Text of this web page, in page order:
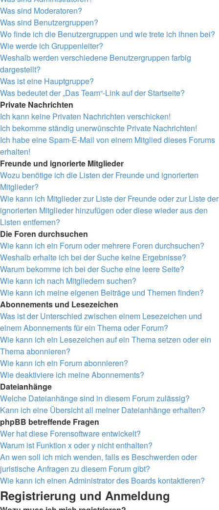
Was sind Moderatoren?
Was sind Benutzergruppen?
Wo finde ich die Benutzergruppen und wie trete ich ihnen bei?
Wie werde ich Gruppenleiter?
Weshalb werden verschiedene Benutzergruppen farbig
dargestellt?
Was ist eine Hauptgruppe?
Was bedeutet der „Das Team“-Link auf der Startseite?
Private Nachrichten
Ich kann keine Privaten Nachrichten verschicken!
Ich bekomme ständig unerwünschte Private Nachrichten!
Ich habe eine Spam-E-Mail von einem Mitglied dieses Forums
erhalten!
Freunde und ignorierte Mitglieder
Wozu benötige ich die Listen der Freunde und ignorierten
Mitglieder?
Wie kann ich Mitglieder zur Liste der Freunde oder zur Liste der
ignorierten Mitglieder hinzufügen oder diese wieder aus den
Listen entfernen?
Die Foren durchsuchen
Wie kann ich ein Forum oder mehrere Foren durchsuchen?
Weshalb erhalte ich bei der Suche keine Ergebnisse?
Warum bekomme ich bei der Suche eine leere Seite?
Wie kann ich nach Mitgliedern suchen?
Wie kann ich meine eigenen Beiträge und Themen finden?
Abonnements und Lesezeichen
Was ist der Unterschied zwischen einem Lesezeichen und
einem Abonnements für ein Thema oder Forum?
Wie kann ich ein Lesezeichen auf ein Thema setzen oder ein
Thema abonnieren?
Wie kann ich ein Forum abonnieren?
Wie deaktiviere ich meine Abonnements?
Dateianhänge
Welche Dateianhänge sind in diesem Forum zulässig?
Kann ich eine Übersicht all meiner Dateianhänge erhalten?
phpBB betreffende Fragen
Wer hat diese Forensoftware entwickelt?
Warum ist Funktion x oder y nicht enthalten?
An wen soll ich mich wenden, falls es Beschwerden oder
juristische Anfragen zu diesem Forum gibt?
Wie kann ich einen Administrator des Boards kontaktieren?
Registrierung und Anmeldung